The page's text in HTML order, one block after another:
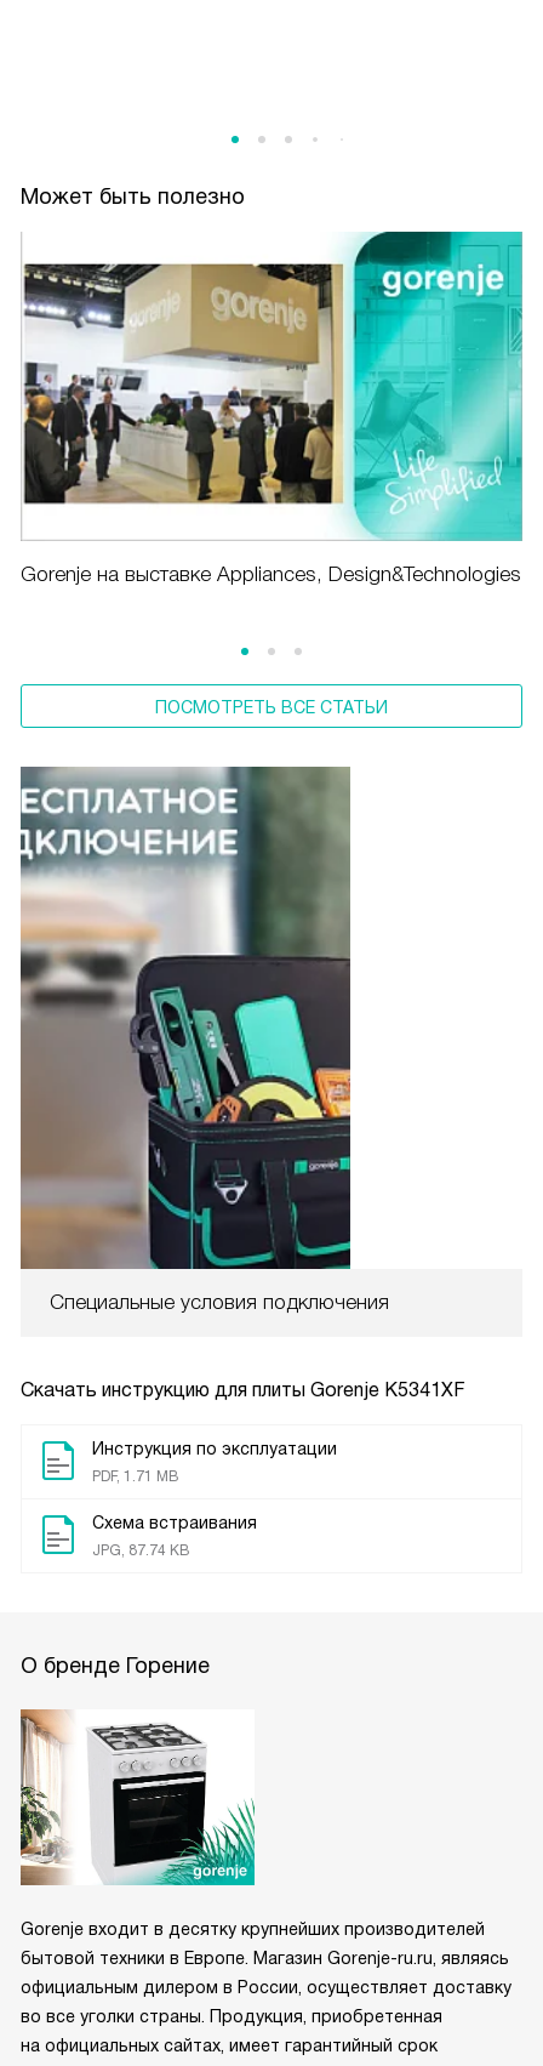
Специальные условия подключения
Скачать инструкцию для плиты Gorenje K5341XF
Инструкция по эксплуатации
PDF, 1.71 MB
Схема встраивания
JPG, 87.74 KB
Может быть полезно
Gorenje на выставке Appliances, Design&Technologies
ПОСМОТРЕТЬ ВСЕ СТАТЬИ
О бренде Горение
Gorenje входит в десятку крупнейших производителей
бытовой техники в Европе. Магазин Gorenje-ru.ru, являясь
официальным дилером в России, осуществляет доставку
во все уголки страны. Продукция, приобретенная
на официальных сайтах, имеет гарантийный срок